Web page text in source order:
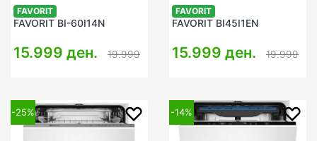
FAVORIT
FAVORIT BI-60I14N
15.999 ден. 19.999
FAVORIT
FAVORIT BI45I1EN
15.999 ден. 19.999
-25% -14%